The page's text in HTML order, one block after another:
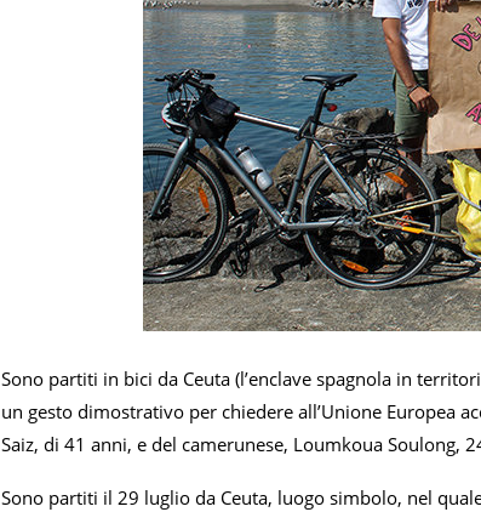
Sono partiti in bici da Ceuta (l’enclave spagnola in
un gesto dimostrativo per chiedere all’Unione Europea
Saiz, di 41 anni, e del camerunese, Loumkoua Soulong,
Sono partiti il 29 luglio da Ceuta, luogo simbolo, nel